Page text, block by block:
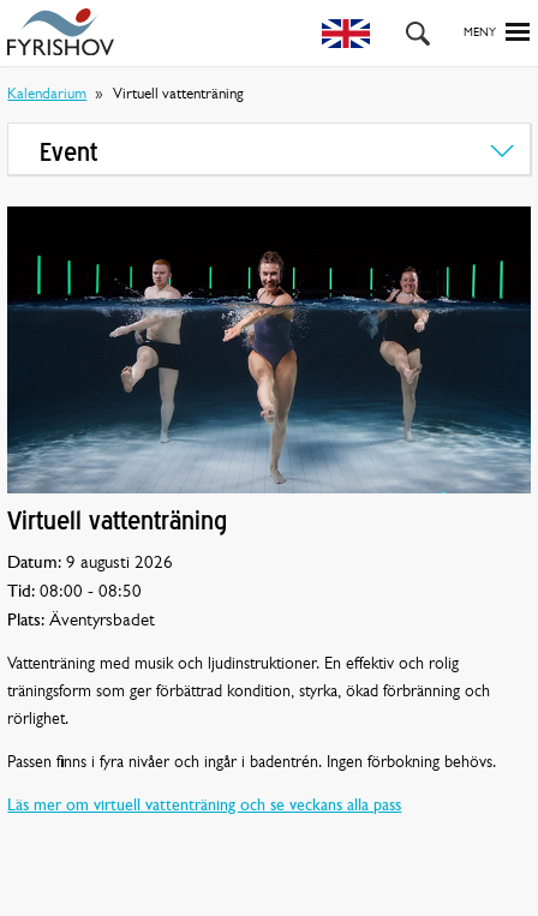
Kalendarium Virtuell vattenträning
Event
Virtuell vattenträning
Datum: 9 augusti 2026
Tid: 08:00 - 08:50
Plats: Äventyrsbadet
Vattenträning med musik och ljudinstruktioner. En effektiv och rolig
träningsform som ger förbättrad kondition, styrka, ökad förbränning och
rörlighet.
Passen finns i fyra nivåer och ingår i badentrén. Ingen förbokning behövs.
Läs mer om virtuell vattenträning och se veckans alla pass